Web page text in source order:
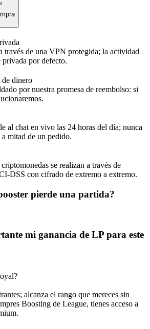
través de una VPN protegida; la actividad
privada por defecto.
dinero
por nuestra promesa de reembolso: si
al chat en vivo las 24 horas del día; nunca
a mitad de un pedido.
se realizan a través de
DSS con cifrado de extremo a extremo.
pierde una partida?
mi ganancia de LP para este
alcanza el rango que mereces sin
Boosting de League, tienes acceso a